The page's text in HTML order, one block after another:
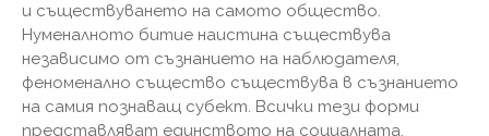
и съществуването на самото общество.
Нуменалното битие наистина съществува
независимо от съзнанието на наблюдателя,
феноменално същество съществува в съзнанието
на самия познаващ субект. Всички тези форми
представляват единството на социалната,